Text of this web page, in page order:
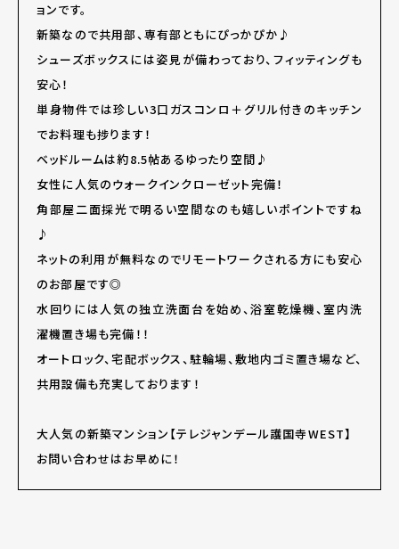
ョンです。
新築なので共用部、専有部ともにぴっかぴか♪
シューズボックスには姿見が備わっており、フィッティングも
安心！
単身物件では珍しい3口ガスコンロ＋グリル付きのキッチン
でお料理も捗ります！
ベッドルームは約8.5帖あるゆったり空間♪
女性に人気のウォークインクローゼット完備！
角部屋二面採光で明るい空間なのも嬉しいポイントですね
♪
ネットの利用が無料なのでリモートワークされる方にも安心
のお部屋です◎
水回りには人気の独立洗面台を始め、浴室乾燥機、室内洗
濯機置き場も完備！！
オートロック、宅配ボックス、駐輪場、敷地内ゴミ置き場など、
共用設備も充実しております！
大人気の新築マンション【テレジャンデール護国寺WEST】
お問い合わせはお早めに！